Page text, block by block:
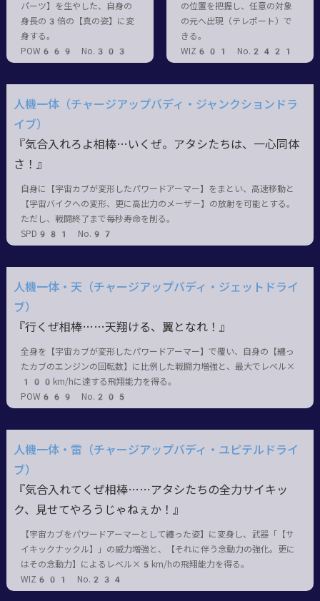
パーツ】を生やした、自身の
身長の3倍の【真の姿】に変
身する。
POW669 No.303
の位置を把握し、任意の対象
の元へ出現（テレポート）で
きる。
WIZ601 No.2421
人機一体（チャージアップバディ・ジャンクションドラ
イブ）
『気合入れろよ相棒…いくぜ。アタシたちは、一心同体
さ！』
自身に【宇宙カブが変形したパワードアーマー】をまとい、高速移動と
【宇宙バイクへの変形、更に高出力のメーザー】の放射を可能とする。
ただし、戦闘終了まで毎秒寿命を削る。
SPD981 No.97
人機一体・天（チャージアップバディ・ジェットドライ
ブ）
『行くぜ相棒……天翔ける、翼となれ！』
全身を【宇宙カブが変形したパワードアーマー】で覆い、自身の【纏っ
たカブのエンジンの回転数】に比例した戦闘力増強と、最大でレベル×
100km/hに達する飛翔能力を得る。
POW669 No.205
人機一体・雷（チャージアップバディ・ユピテルドライ
ブ）
『気合入れてくぜ相棒……アタシたちの全力サイキッ
ク、見せてやろうじゃねぇか！』
【宇宙カブをパワードアーマーとして纏った姿】に変身し、武器「【サ
イキックナックル】」の威力増強と、【それに伴う念動力の強化。更に
はその念動力】によるレベル×5km/hの飛翔能力を得る。
WIZ601 No.234